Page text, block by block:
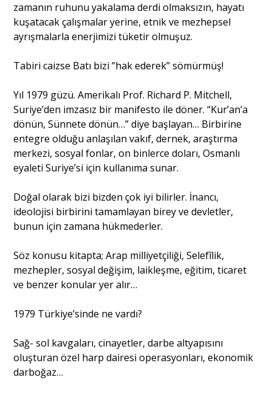
zamanın ruhunu yakalama derdi olmaksızın, hayatı
kuşatacak çalışmalar yerine, etnik ve mezhepsel
ayrışmalarla enerjimizi tüketir olmuşuz.
Tabiri caizse Batı bizi ”hak ederek” sömürmüş!
Yıl 1979 güzü. Amerikalı Prof. Richard P. Mitchell,
Suriye’den imzasız bir manifesto ile döner. “Kur’an’a
dönün, Sünnete dönün…” diye başlayan… Birbirine
entegre olduğu anlaşılan vakıf, dernek, araştırma
merkezi, sosyal fonlar, on binlerce doları, Osmanlı
eyaleti Suriye’si için kullanıma sunar.
Doğal olarak bizi bizden çok iyi bilirler. İnancı,
ideolojisi birbirini tamamlayan birey ve devletler,
bunun için zamana hükmederler.
Söz konusu kitapta; Arap milliyetçiliği, Selefîlik,
mezhepler, sosyal değişim, laikleşme, eğitim, ticaret
ve benzer konular yer alır…
1979 Türkiye’sinde ne vardı?
Sağ- sol kavgaları, cinayetler, darbe altyapısını
oluşturan özel harp dairesi operasyonları, ekonomik
darboğaz…